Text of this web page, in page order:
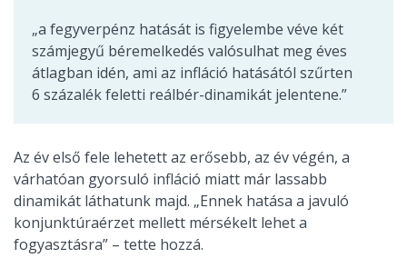
„a fegyverpénz hatását is figyelembe véve két
számjegyű béremelkedés valósulhat meg éves
átlagban idén, ami az infláció hatásától szűrten
6 százalék feletti reálbér-dinamikát jelentene.”
Az év első fele lehetett az erősebb, az év végén, a
várhatóan gyorsuló infláció miatt már lassabb
dinamikát láthatunk majd. „Ennek hatása a javuló
konjunktúraérzet mellett mérsékelt lehet a
fogyasztásra” – tette hozzá.